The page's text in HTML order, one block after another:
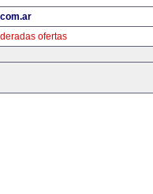
ofertas